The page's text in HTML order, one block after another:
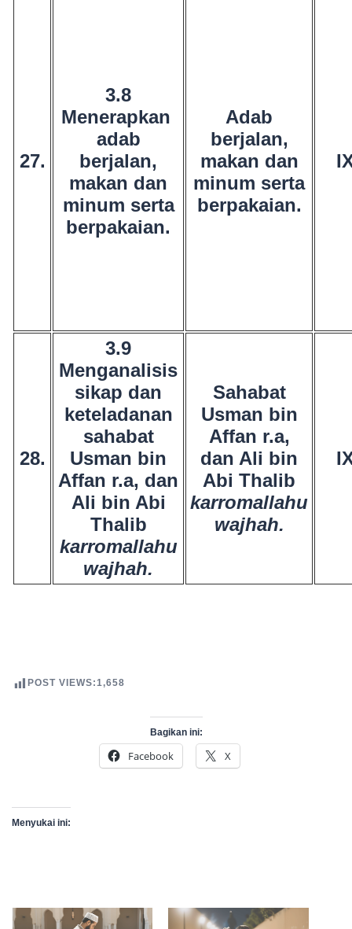
27.
3.8
Menerapkan
adab
berjalan,
makan dan
minum serta
berpakaian.
Adab
berjalan,
makan dan
minum serta
berpakaian.
28.
3.9
Menganalisis
sikap dan
keteladanan
sahabat
Usman bin
Affan r.a, dan
Ali bin Abi
Thalib
karromallahu
wajhah.
Sahabat
Usman bin
Affan r.a,
dan Ali bin
Abi Thalib
karromallahu
wajhah.
POST VIEWS:1,658
Bagikan ini:
Facebook X
Menyukai ini: